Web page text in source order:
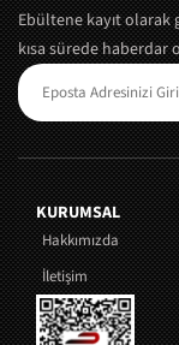
Ebültene kayıt olarak
kısa sürede haberdar
KURUMSAL
Hakkımızda
İletişim